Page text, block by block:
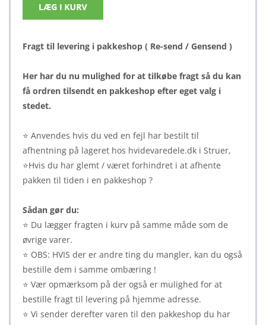
Fragt til levering i pakkeshop ( Re-send / Gensend )
Her har du nu mulighed for at tilkøbe fragt så du kan
få ordren tilsendt en pakkeshop efter eget valg i
stedet.
⭐ Anvendes hvis du ved en fejl har bestilt til
afhentning på lageret hos hvidevaredele.dk i Struer,
⭐Hvis du har glemt / været forhindret i at afhente
pakken til tiden i en pakkeshop ?
Sådan gør du:
⭐ Du lægger fragten i kurv på samme måde som de
øvrige varer.
⭐ OBS: HVIS der er andre ting du mangler, kan du også
bestille dem i samme ombæring !
⭐ Vær opmærksom på der også er mulighed for at
bestille fragt til levering på hjemme adresse.
⭐ Vi sender derefter varen til den pakkeshop du har